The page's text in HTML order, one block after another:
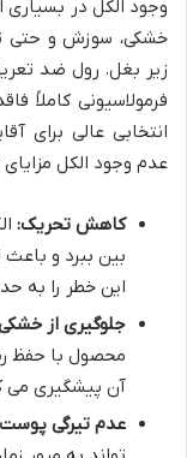
وجود الکل در بسیاری
خشکی، سوزش و حتی
فرمولاسیونی کاملاً
انتخابی عالی برای
عدم وجود الکل
کاهش تحریک:
بین ببرد و
این خطر را به
جلوگیری از
محصول با حفظ
آن پیشگیری می
عدم تیرگی